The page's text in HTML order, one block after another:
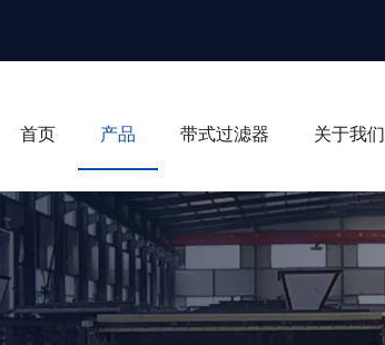
首页 产品 带式过滤器 关于我们